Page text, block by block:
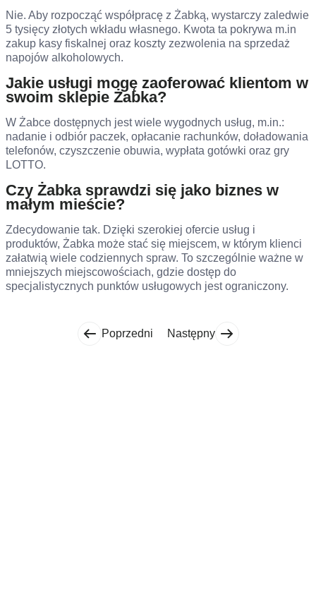
Nie. Aby rozpocząć współpracę z Żabką, wystarczy zaledwie
5 tysięcy złotych wkładu własnego. Kwota ta pokrywa m.in
zakup kasy fiskalnej oraz koszty zezwolenia na sprzedaż
napojów alkoholowych.
Jakie usługi mogę zaoferować klientom w
swoim sklepie Żabka?
W Żabce dostępnych jest wiele wygodnych usług, m.in.:
nadanie i odbiór paczek, opłacanie rachunków, doładowania
telefonów, czyszczenie obuwia, wypłata gotówki oraz gry
LOTTO.
Czy Żabka sprawdzi się jako biznes w
małym mieście?
Zdecydowanie tak. Dzięki szerokiej ofercie usług i
produktów, Żabka może stać się miejscem, w którym klienci
załatwią wiele codziennych spraw. To szczególnie ważne w
mniejszych miejscowościach, gdzie dostęp do
specjalistycznych punktów usługowych jest ograniczony.
Poprzedni Następny